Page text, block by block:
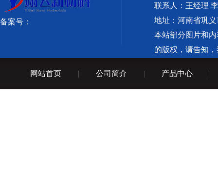
备案号：
联系人：王经理
地址：河南省巩
本站部分图片和
的版权，请告知
网站首页
| 公司简介 | 产品中心 |